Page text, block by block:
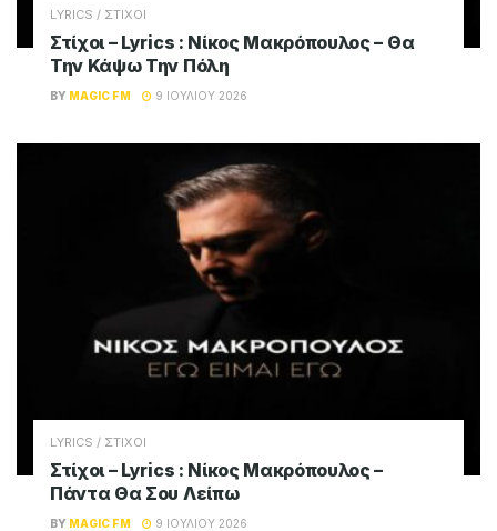
LYRICS / ΣΤΙΧΟΙ
Στίχοι – Lyrics : Νίκος Μακρόπουλος – Θα
Την Κάψω Την Πόλη
BY MAGIC FM 9 ΙΟΥΛΊΟΥ 2026
LYRICS / ΣΤΙΧΟΙ
Στίχοι – Lyrics : Νίκος Μακρόπουλος –
Πάντα Θα Σου Λείπω
BY MAGIC FM 9 ΙΟΥΛΊΟΥ 2026